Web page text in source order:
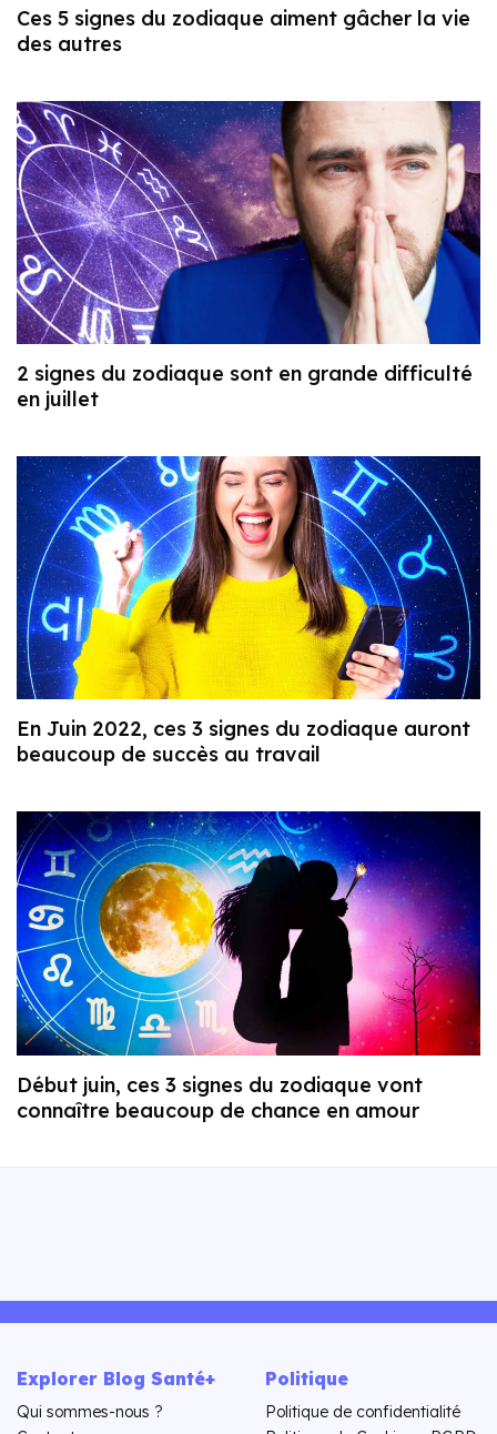
Ces 5 signes du zodiaque aiment gâcher la vie
des autres
2 signes du zodiaque sont en grande difficulté
en juillet
En Juin 2022, ces 3 signes du zodiaque auront
beaucoup de succès au travail
Début juin, ces 3 signes du zodiaque vont
connaître beaucoup de chance en amour
Explorer Blog Santé+
Qui sommes-nous ?
Politique
Politique de confidentialité